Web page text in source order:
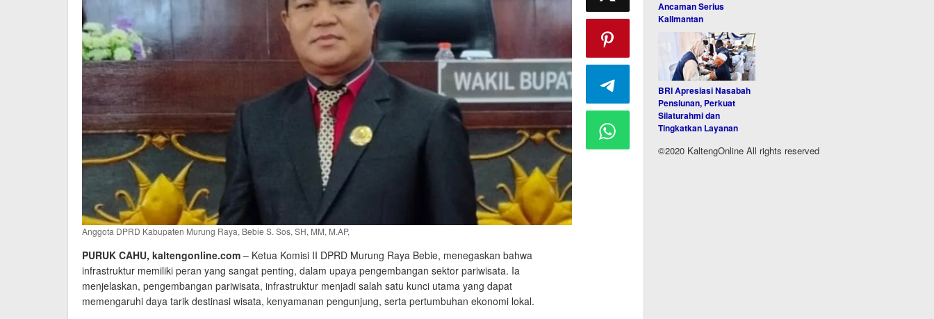
Anggota DPRD Kabupaten Murung Raya, Bebie S. Sos, SH, MM, M.AP,
PURUK CAHU, kaltengonline.com – Ketua Komisi II DPRD Murung Raya Bebie, menegaskan bahwa
infrastruktur memiliki peran yang sangat penting, dalam upaya pengembangan sektor pariwisata. Ia
menjelaskan, pengembangan pariwisata, infrastruktur menjadi salah satu kunci utama yang dapat
memengaruhi daya tarik destinasi wisata, kenyamanan pengunjung, serta pertumbuhan ekonomi lokal.
Ancaman Serius
Kalimantan
BRI Apresiasi Nasabah
Pensiunan, Perkuat
Silaturahmi dan
Tingkatkan Layanan
©2020 KaltengOnline All rights reserved